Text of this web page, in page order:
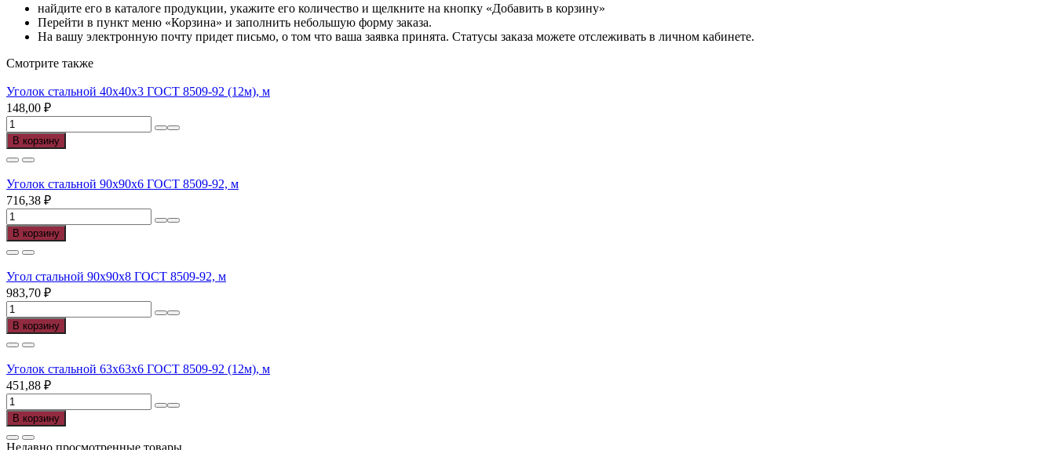
найдите его в каталоге продукции, укажите его количество и щелкните на кнопку «Добавить в корзину»
Перейти в пункт меню «Корзина» и заполнить небольшую форму заказа.
На вашу электронную почту придет письмо, о том что ваша заявка принята. Статусы заказа можете отслеживать в личном кабинете.
Смотрите также
Уголок стальной 40х40х3 ГОСТ 8509-92 (12м), м
148,00 ₽
Количество
товара
Уголок
стальной
40х40х3
ГОСТ
8509-
92
(12м),
м
В корзину
Уголок стальной 90х90х6 ГОСТ 8509-92, м
716,38 ₽
Количество
товара
Уголок
стальной
90х90х6
ГОСТ
8509-
92,
В корзину
Угол стальной 90х90х8 ГОСТ 8509-92, м
983,70 ₽
Количество
товара
Угол
стальной
90х90х8
ГОСТ
8509-
92,
В корзину
Уголок стальной 63х63х6 ГОСТ 8509-92 (12м), м
451,88 ₽
Количество
товара
Уголок
стальной
В корзину
Недавно просмотренные товары